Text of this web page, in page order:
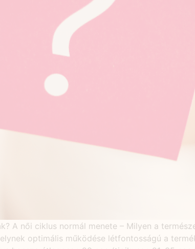
A női ciklus normál menete – Milyen a
optimális működése létfontosságú a